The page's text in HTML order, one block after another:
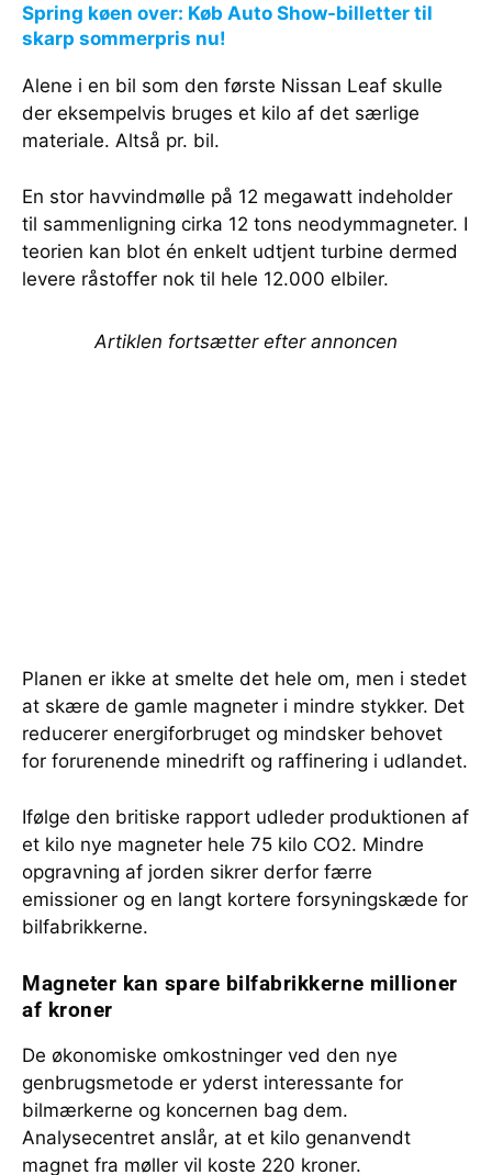
Spring køen over: Køb Auto Show-billetter til
skarp sommerpris nu!
Alene i en bil som den første Nissan Leaf skulle
der eksempelvis bruges et kilo af det særlige
materiale. Altså pr. bil.
En stor havvindmølle på 12 megawatt indeholder
til sammenligning cirka 12 tons neodymmagneter. I
teorien kan blot én enkelt udtjent turbine dermed
levere råstoffer nok til hele 12.000 elbiler.
Artiklen fortsætter efter annoncen
Planen er ikke at smelte det hele om, men i stedet
at skære de gamle magneter i mindre stykker. Det
reducerer energiforbruget og mindsker behovet
for forurenende minedrift og raffinering i udlandet.
Ifølge den britiske rapport udleder produktionen af
et kilo nye magneter hele 75 kilo CO2. Mindre
opgravning af jorden sikrer derfor færre
emissioner og en langt kortere forsyningskæde for
bilfabrikkerne.
Magneter kan spare bilfabrikkerne millioner
af kroner
De økonomiske omkostninger ved den nye
genbrugsmetode er yderst interessante for
bilmærkerne og koncernen bag dem.
Analysecentret anslår, at et kilo genanvendt
magnet fra møller vil koste 220 kroner.